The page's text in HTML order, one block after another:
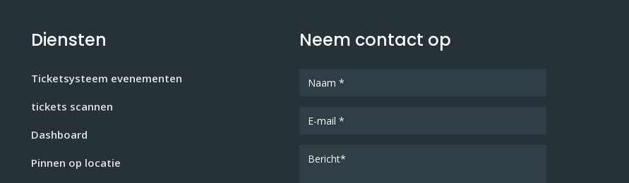
Diensten
Ticketsysteem evenementen
tickets scannen
Dashboard
Pinnen op locatie
Neem contact op